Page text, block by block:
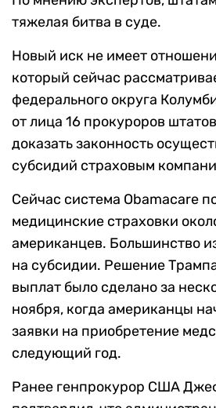
тяжелая битва в суде.
Новый иск не имеет
который сейчас
федерального округа
от лица 16 прокуроров
доказать законность
субсидий страховым
Сейчас система Obamacare
медицинские страховки
американцев. Большинство
на субсидии. Решение
выплат было сделано за
ноября, когда американцы
заявки на приобретение
следующий год.
Ранее генпрокурор США